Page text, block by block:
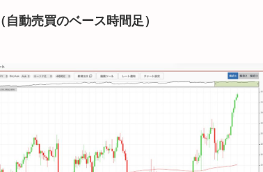
（自動売買のベース時間足）